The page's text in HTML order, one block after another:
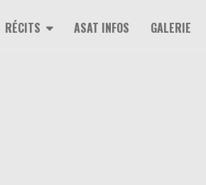
RÉCITS ASAT INFOS GALERIE